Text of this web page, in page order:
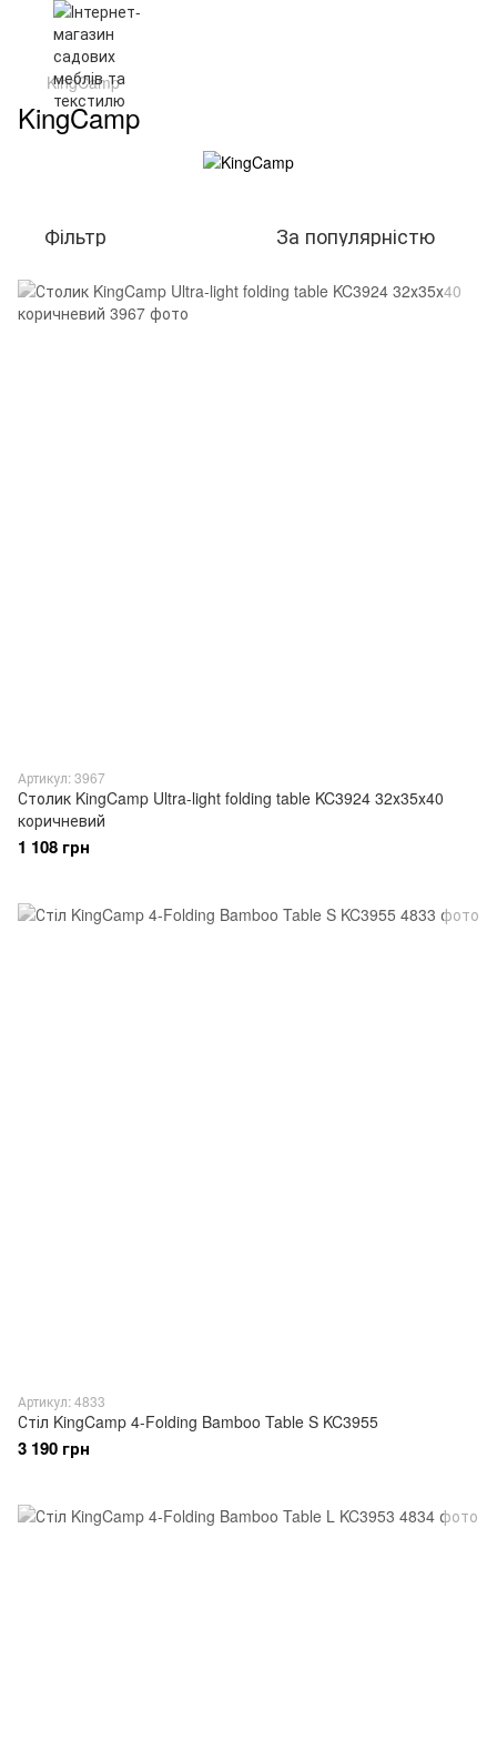
KingCamp
KingCamp
Фільтр За популярністю
Артикул: 3967
Столик KingCamp Ultra-light folding table KC3924 32х35х40
коричневий
1 108 грн
Артикул: 4833
Стіл KingCamp 4-Folding Bamboo Table S KC3955
3 190 грн